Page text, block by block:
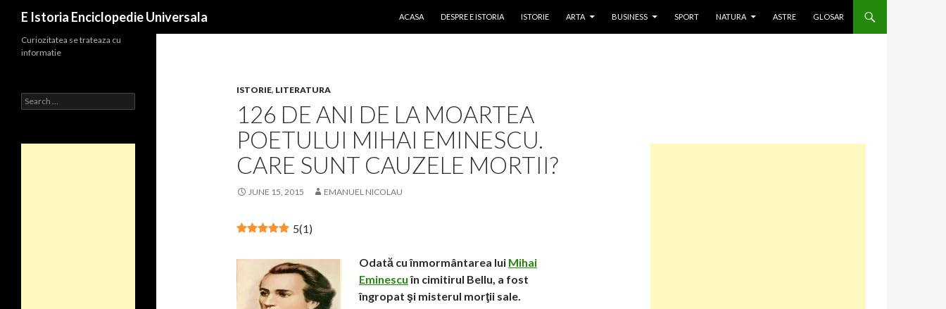
E Istoria Enciclopedie Universala
ACASA
DESPRE E ISTORIA ISTORIE ARTA BUSINESS SPORT NATURA ASTRE GLOSAR
ISTORIE, LITERATURA
126 DE ANI DE LA MOARTEA
POETULUI MIHAI EMINESCU.
CARE SUNT CAUZELE MORTII?
JUNE 15, 2015 EMANUEL NICOLAU
5(1)
Odată cu înmormântarea lui Mihai
Eminescuîn cimitirul Bellu, a fost
îngropat şi misterul morţii sale.
Curiozitatea se trateaza cu
informatie
Search
for: